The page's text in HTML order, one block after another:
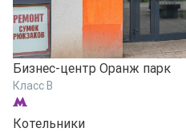
Бизнес-центр Оранж парк
Класс B
Котельники